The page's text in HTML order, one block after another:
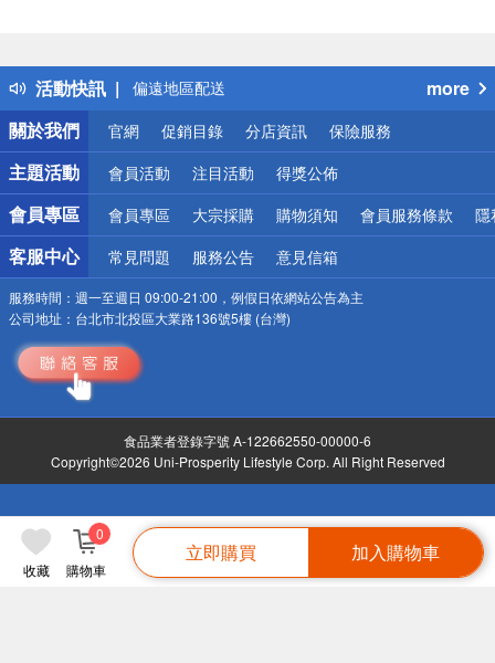
收藏 購物車
0
立即購買 加入購物車
活動快訊
銀行優惠
偏遠地區配送
詐騙網頁！請小心！
more
關於我們
官網 促銷目錄 分店資訊 保險服務
主題活動 會員活動 注目活動 得獎公佈
會員專區 會員專區 大宗採購 購物須知 會員服務條款 隱
客服中心 常見問題 服務公告 意見信箱
服務時間： 週一至週日 09:00-21:00，例假日依網站公告為主
公司地址： 台北市北投區大業路136號5樓 (台灣)
食品業者登錄字號 A-122662550-00000-6
Copyright©2026 Uni-Prosperity Lifestyle Corp. All Right Reserved